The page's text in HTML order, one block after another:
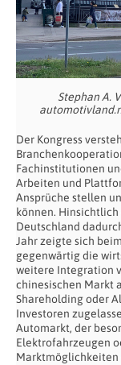
Stephan A.
Der Kongress
Fachinstitutionen
Arbeiten und
Ansprüche stellen
können.
Deutschland
Jahr zeigte sich
gegenwärtig die
weitere Integration
chinesischen Markt
Shareholding oder
Investoren
Automarkt, der
Elektrofahrzeugen
Marktmöglichkeiten